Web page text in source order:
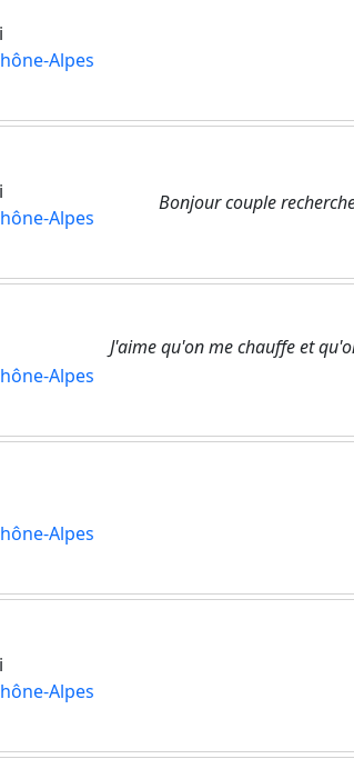
Alpes
Alpes
Bonjour couple
Alpes
J'aime qu'on me chauffe et
Alpes
Alpes